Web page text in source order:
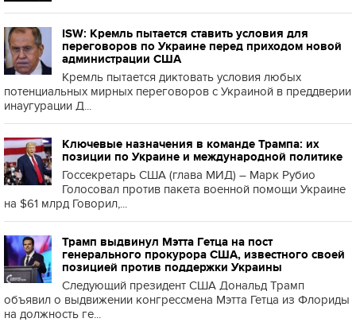
ISW: Кремль пытается ставить условия для
переговоров по Украине перед приходом новой
администрации США
Кремль пытается диктовать условия любых
потенциальных мирных переговоров с Украиной в преддверии
инаугурации Д...
Ключевые назначения в команде Трампа: их
позиции по Украине и международной политике
Госсекретарь США (глава МИД) – Марк Рубио
Голосовал против пакета военной помощи Украине
на $61 млрд Говорил,...
Трамп выдвинул Мэтта Гетца на пост
генерального прокурора США, известного своей
позицией против поддержки Украины
Следующий президент США Дональд Трамп
объявил о выдвижении конгрессмена Мэтта Гетца из Флориды
на должность ге...